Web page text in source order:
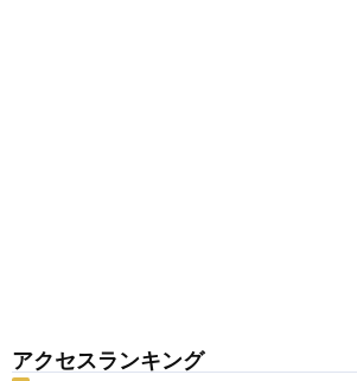
アクセスランキング